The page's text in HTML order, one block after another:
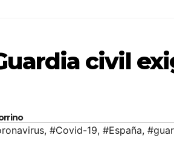
civil
, #Covid-19, #España,